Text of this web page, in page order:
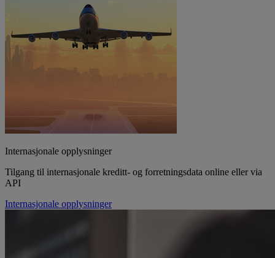
Internasjonale opplysninger
Tilgang til internasjonale kreditt- og forretningsdata online eller via
API
Internasjonale opplysninger